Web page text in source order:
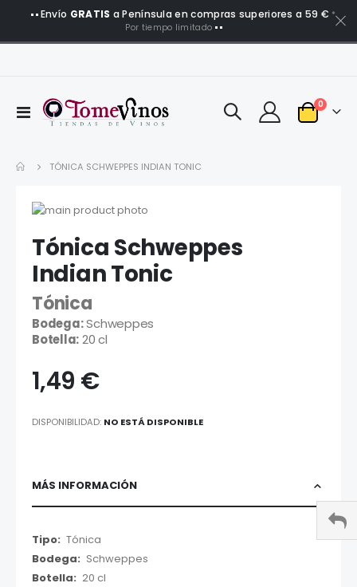
Envío GRATIS a Península en compras superiores a 59 € *
Por tiempo limitado
Toggle
Carro
0
TÓNICA SCHWEPPES INDIAN TONIC
Saltar
final
de
galería
de
imágenes
al
comienzo
de
la
galería
de
imágenes
Tónica Schweppes
Indian Tonic
Tónica
Bodega:Schweppes
Botella:20 cl
1,49 €
DISPONIBILIDAD: NO ESTÁ DISPONIBLE
MÁS INFORMACIÓN
Más
Información
Tónica
Schweppes
20 cl